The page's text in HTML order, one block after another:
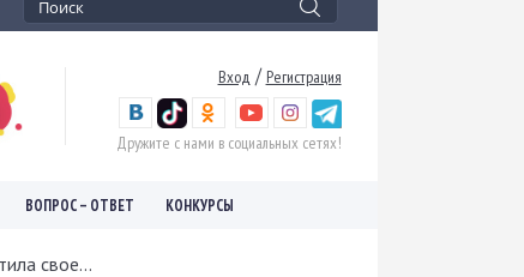
Вход / Регистрация
Дружите с нами в социальных сетях!
ВОПРОС – ОТВЕТ КОНКУРСЫ
свое...